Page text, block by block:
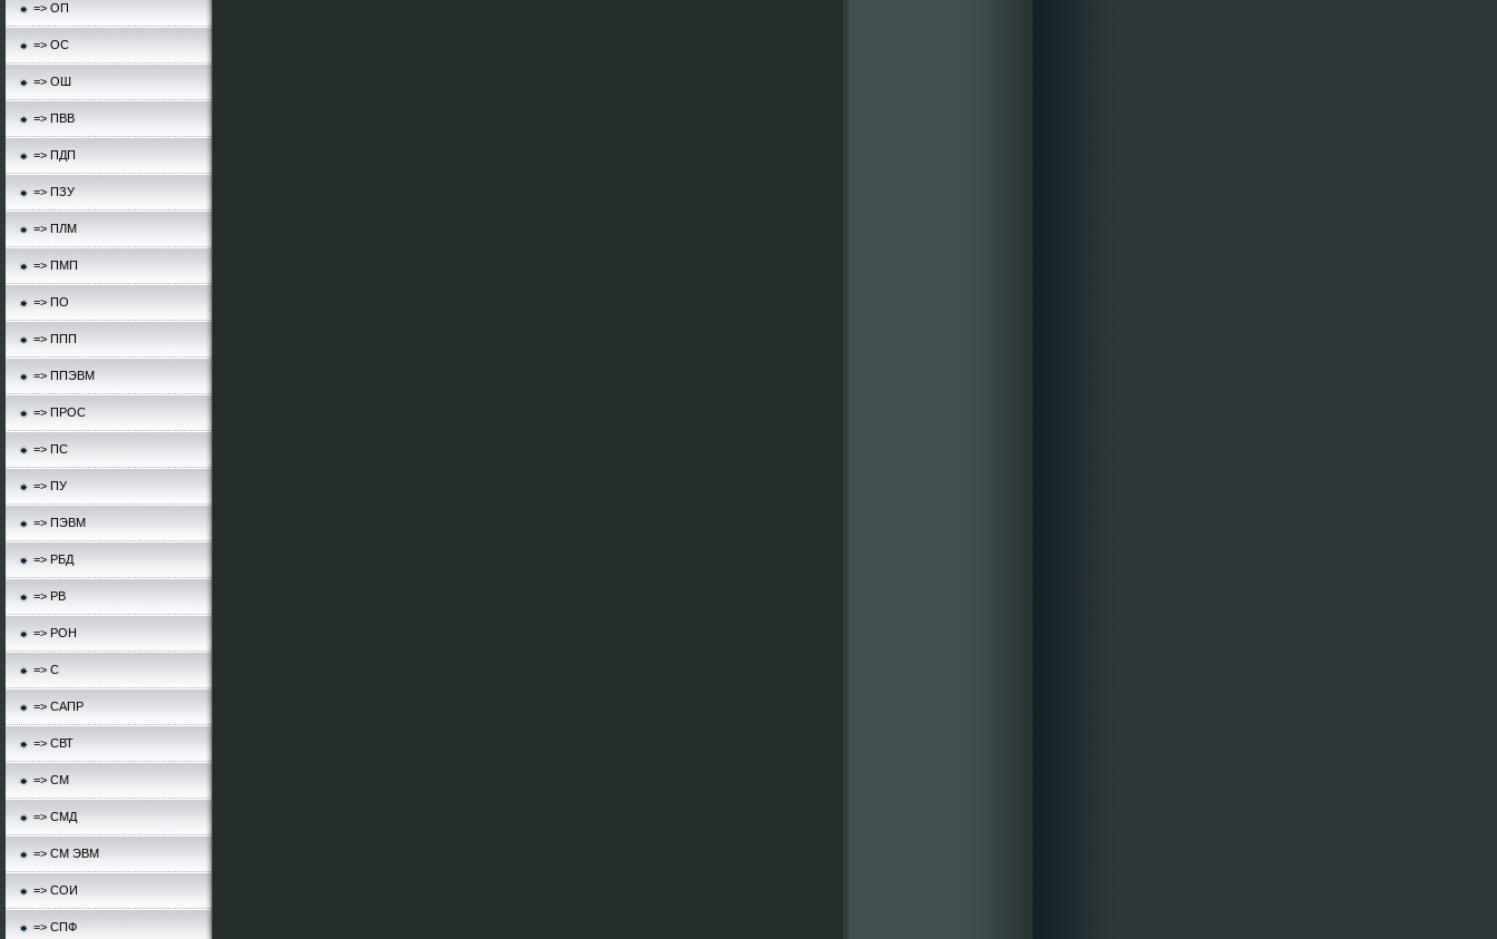
=> ОП
=> ОС
=> ОШ
=> ПВВ
=> ПДП
=> ПЗУ
=> ПЛМ
=> ПМП
=> ПО
=> ППП
=> ППЭВМ
=> ПРОС
=> ПС
=> ПУ
=> ПЭВМ
=> РБД
=> РВ
=> РОН
=> С
=> САПР
=> СВТ
=> СМ
=> СМД
=> СМ ЭВМ
=> СОИ
=> СПФ